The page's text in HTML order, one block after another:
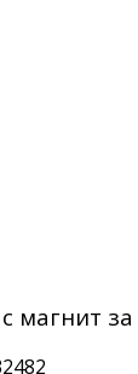
магнит за